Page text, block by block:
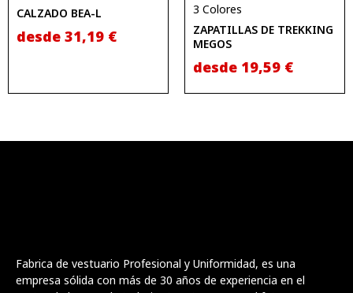
CALZADO BEA-L
desde 31,19 €
3 Colores
ZAPATILLAS DE TREKKING
MEGOS
desde 19,59 €
Fabrica de vestuario Profesional y Uniformidad, es una
empresa sólida con más de 30 años de experiencia en el